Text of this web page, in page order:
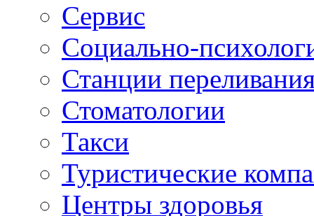
Сервис
Социально-
Станции
Стоматологии
Такси
Туристические
Центры здоровья